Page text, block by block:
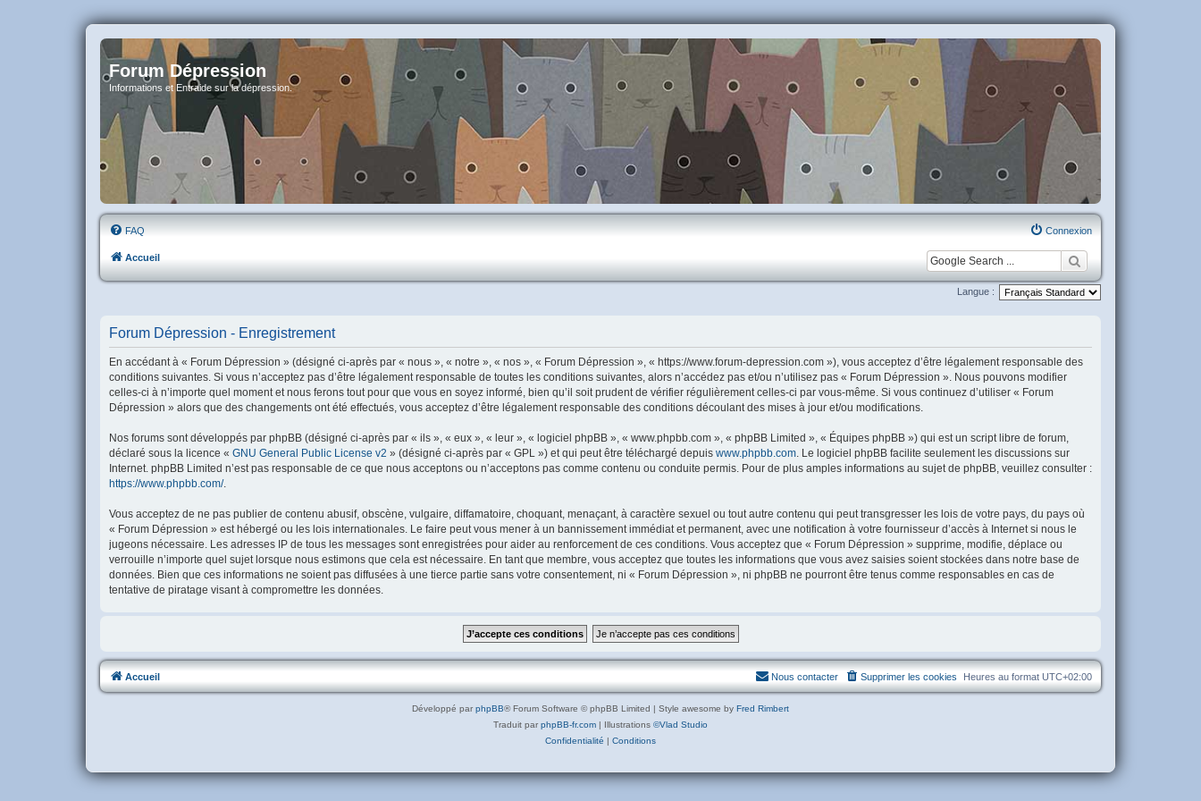
Forum Dépression
Informations et Entraide sur la dépression.
FAQ Connexion
Accueil
Langue :
Forum Dépression - Enregistrement
En accédant à « Forum Dépression » (désigné ci-après par « nous », « notre », « nos », « Forum Dépression », « https://www.forum-depression.com »), vous acceptez d’être légalement responsable des
conditions suivantes. Si vous n’acceptez pas d’être légalement responsable de toutes les conditions suivantes, alors n’accédez pas et/ou n’utilisez pas « Forum Dépression ». Nous pouvons modifier
celles-ci à n’importe quel moment et nous ferons tout pour que vous en soyez informé, bien qu’il soit prudent de vérifier régulièrement celles-ci par vous-même. Si vous continuez d’utiliser « Forum
Dépression » alors que des changements ont été effectués, vous acceptez d’être légalement responsable des conditions découlant des mises à jour et/ou modifications.
Nos forums sont développés par phpBB (désigné ci-après par « ils », « eux », « leur », « logiciel phpBB », « www.phpbb.com », « phpBB Limited », « Équipes phpBB ») qui est un script libre de forum,
déclaré sous la licence « GNU General Public License v2 » (désigné ci-après par « GPL ») et qui peut être téléchargé depuis www.phpbb.com . Le logiciel phpBB facilite seulement les discussions sur
Internet. phpBB Limited n’est pas responsable de ce que nous acceptons ou n’acceptons pas comme contenu ou conduite permis. Pour de plus amples informations au sujet de phpBB, veuillez consulter :
https://www.phpbb.com/.
Vous acceptez de ne pas publier de contenu abusif, obscène, vulgaire, diffamatoire, choquant, menaçant, à caractère sexuel ou tout autre contenu qui peut transgresser les lois de votre pays, du pays où
« Forum Dépression » est hébergé ou les lois internationales. Le faire peut vous mener à un bannissement immédiat et permanent, avec une notification à votre fournisseur d’accès à Internet si nous le
jugeons nécessaire. Les adresses IP de tous les messages sont enregistrées pour aider au renforcement de ces conditions. Vous acceptez que « Forum Dépression » supprime, modifie, déplace ou
verrouille n’importe quel sujet lorsque nous estimons que cela est nécessaire. En tant que membre, vous acceptez que toutes les informations que vous avez saisies soient stockées dans notre base de
données. Bien que ces informations ne soient pas diffusées à une tierce partie sans votre consentement, ni « Forum Dépression », ni phpBB ne pourront être tenus comme responsables en cas de
tentative de piratage visant à compromettre les données.
Accueil Heures au format UTC+02:00
Supprimer les cookies
Nous contacter
Développé par phpBB® Forum Software © phpBB Limited | Style awesome by Fred Rimbert
Traduit par phpBB-fr.com | Illustrations ©Vlad Studio
Confidentialité | Conditions